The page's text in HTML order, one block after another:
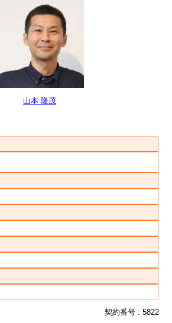
山本 隆茂
契約番号 : 5822